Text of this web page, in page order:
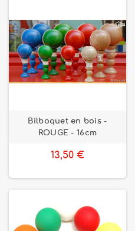
Bilboquet en bois -
ROUGE - 16cm
13,50 €